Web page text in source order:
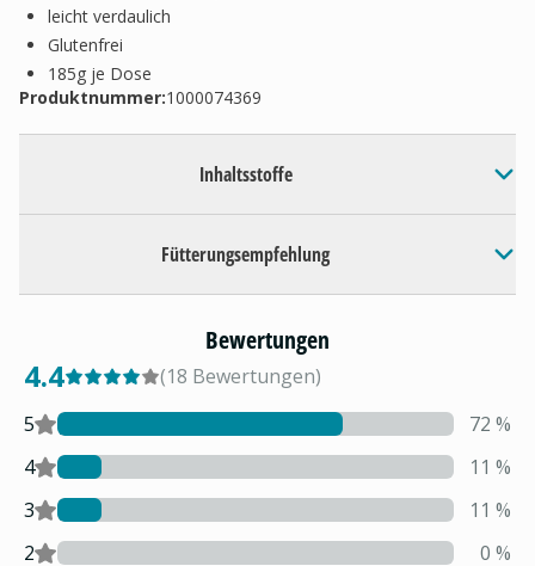
leicht verdaulich
Glutenfrei
185g je Dose
Produktnummer:1000074369
Inhaltsstoffe
Fütterungsempfehlung
Bewertungen
4.4 (18 Bewertungen)
5
72 %
4
11 %
3
11 %
2
0 %